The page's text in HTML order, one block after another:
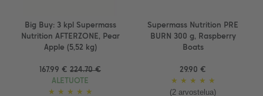
Big Buy: 3 kpl Supermass
Nutrition AFTERZONE, Pear
Apple (5,52 kg)
167.99 € 224.70 €
ALETUOTE
★ ★ ★ ★ ★
Supermass Nutrition PRE
BURN 300 g, Raspberry
Boats
29.90 €
★ ★ ★ ★ ★
(2 arvostelua)